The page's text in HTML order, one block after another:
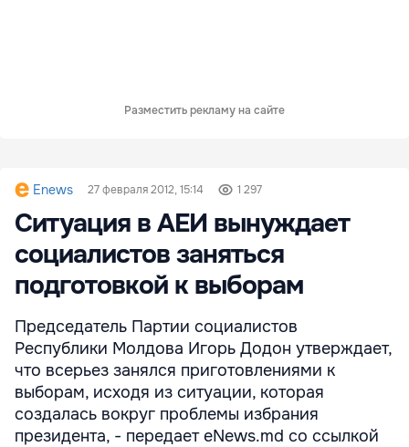
Разместить рекламу на сайте
Enews 27 февраля 2012, 15:14 1 297
Ситуация в АЕИ вынуждает
социалистов заняться
подготовкой к выборам
Председатель Партии социалистов
Республики Молдова Игорь Додон утверждает,
что всерьез занялся приготовлениями к
выборам, исходя из ситуации, которая
создалась вокруг проблемы избрания
президента, - передает eNews.md со ссылкой